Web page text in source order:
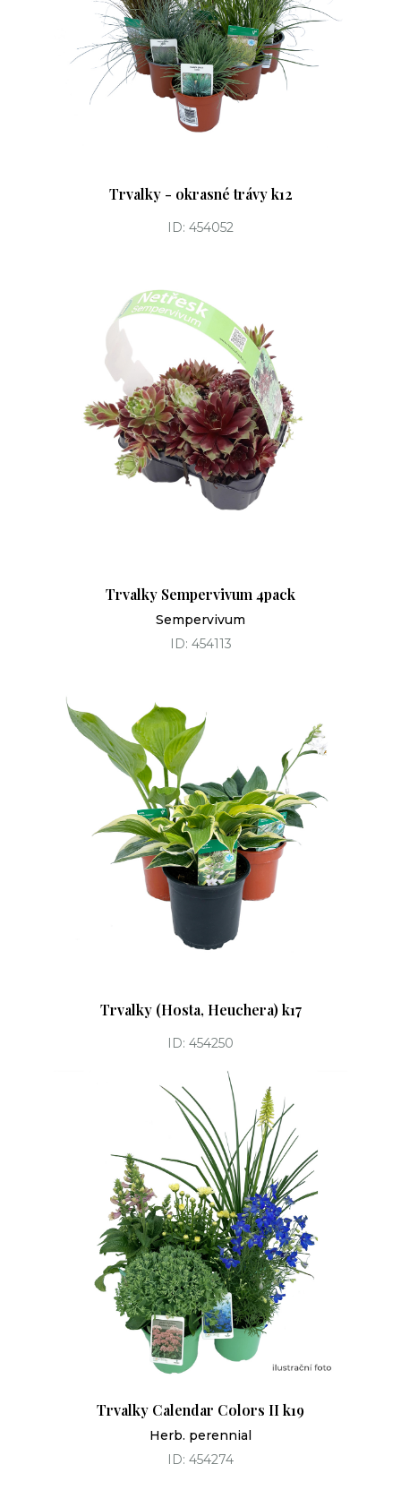
Trvalky - okrasné trávy k12
ID: 454052
Trvalky Sempervivum 4pack
Sempervivum
ID: 454113
Trvalky (Hosta, Heuchera) k17
ID: 454250
Trvalky Calendar Colors II k19
Herb. perennial
ID: 454274